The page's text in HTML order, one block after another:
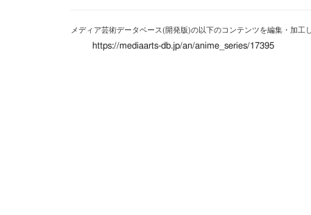
メディア芸術データベース(開発版)の以下のコンテンツを編集・加工
https://mediaarts-db.jp/an/anime_series/17395